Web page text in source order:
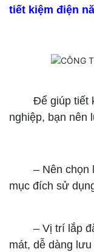
tiết kiệm điện
Để giúp tiết
nghiệp, bạn nên
– Nên chọn
mục đích sử
– Vị trí lắp
mát, dễ dàng